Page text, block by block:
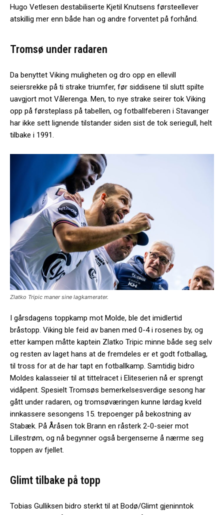
Hugo Vetlesen destabiliserte Kjetil Knutsens førsteellever
atskillig mer enn både han og andre forventet på forhånd.
Tromsø under radaren
Da benyttet Viking muligheten og dro opp en ellevill
seiersrekke på ti strake triumfer, før siddisene til slutt spilte
uavgjort mot Vålerenga. Men, to nye strake seirer tok Viking
opp på førsteplass på tabellen, og fotballfeberen i Stavanger
har ikke sett lignende tilstander siden sist de tok seriegull, helt
tilbake i 1991.
Zlatko Tripic maner sine lagkamerater.
I gårsdagens toppkamp mot Molde, ble det imidlertid
bråstopp. Viking ble feid av banen med 0-4 i rosenes by, og
etter kampen måtte kaptein Zlatko Tripic minne både seg selv
og resten av laget hans at de fremdeles er et godt fotballag,
til tross for at de har tapt en fotballkamp. Samtidig bidro
Moldes kalasseier til at tittelracet i Eliteserien nå er sprengt
vidåpent. Spesielt Tromsøs bemerkelsesverdige sesong har
gått under radaren, og tromsøværingen kunne lørdag kveld
innkassere sesongens 15. trepoenger på bekostning av
Stabæk. På Åråsen tok Brann en råsterk 2-0-seier mot
Lillestrøm, og nå begynner også bergenserne å nærme seg
toppen av fjellet.
Glimt tilbake på topp
Tobias Gulliksen bidro sterkt til at Bodø/Glimt gjeninntok